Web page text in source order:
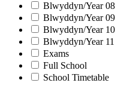
Blwyddyn/Year 08
Blwyddyn/Year 09
Blwyddyn/Year 10
Blwyddyn/Year 11
Exams
Full School
School Timetable